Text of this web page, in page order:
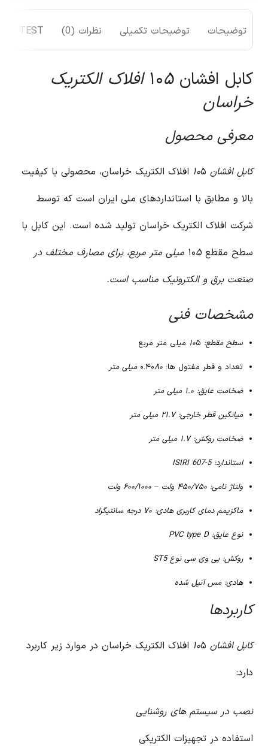
توضیحات توضیحات تکمیلی نظرات (0) TEST
کابل افشان ۱۰
۵ افلاک الکتریک
خراسان
معرفی محصول
کابل افشان ۱۰
۵ افلاک الکتریک خراسان، محصولی با کیفیت
بالا و مطابق با استانداردهای ملی ایران است که توسط
شرکت افلاک الکتریک خراسان تولید شده است. این کابل با
سطح مقطع ۱۰
۵ میلی متر مربع، برای مصارف مختلف در
صنعت برق و الکترونیک مناسب است.
مشخصات فنی
سطح مقطع: ۱۰ ۵ میلی متر مربع
تعداد و قطر مفتول ها: ۰.۴۰ ۸۰ میلی متر
ضخامت عایق: ۱.۰ میلی متر
میانگین قطر خارجی: ۲۱.۷ میلی متر
ضخامت روکش: ۱.۷ میلی متر
استاندارد: ISIRI 607-5
ولتاژ نامی: ۴۵۰/۷۵۰ ولت – ۶۰۰/۱۰۰۰ ولت
ماکزیمم دمای کاربری هادی: ۷۰ درجه سانتیگراد
نوع عایق: PVC type D
روکش: پی وی سی نوع ST5
هادی: مس آنیل شده
کاربردها
کابل افشان ۱۰
۵ افلاک الکتریک خراسان در موارد زیر کاربرد
دارد:
نصب در سیستم های روشنایی
استفاده در تجهیزات الکتریکی